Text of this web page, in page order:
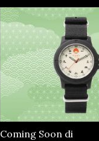
Coming Soon di